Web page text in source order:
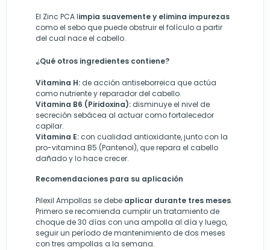
El Zinc PCA limpia suavemente y elimina impurezas
como el sebo que puede obstruir el folículo a partir
del cual nace el cabello.
¿Qué otros ingredientes contiene?
Vitamina H: de acción antiseborreica que actúa
como nutriente y reparador del cabello.
Vitamina B6 (Piridoxina): disminuye el nivel de
secreción sebácea al actuar como fortalecedor
capilar.
Vitamina E: con cualidad antioxidante, junto con la
pro-vitamina B5 (Pantenol), que repara el cabello
dañado y lo hace crecer.
Recomendaciones para su aplicación
Pilexil Ampollas se debe aplicar durante tres meses.
Primero se recomienda cumplir un tratamiento de
choque de 30 días con una ampolla al día y luego,
seguir un período de mantenimiento de dos meses
con tres ampollas a la semana.